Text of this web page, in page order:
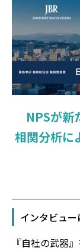
NPSが新
相関分析に
インタビュ
『自社の武器